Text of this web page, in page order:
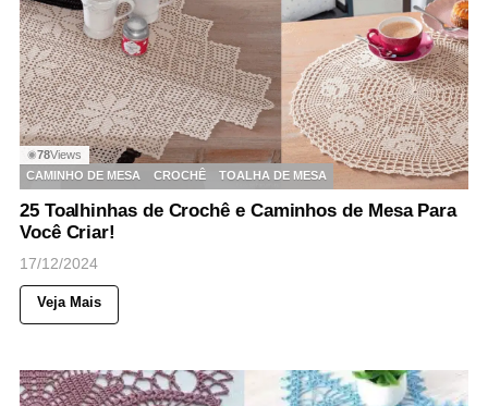
◉78Views
CAMINHO DE MESA
CROCHÊ TOALHA DE MESA
25 Toalhinhas de Crochê e Caminhos de Mesa Para
Você Criar!
17/12/2024
Veja Mais